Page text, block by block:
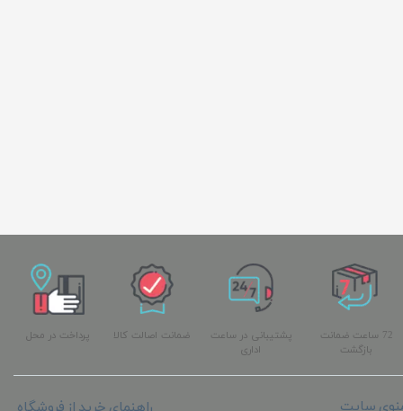
پشتیبانی در ساعت
اداری
پرداخت در محل
72 ساعت ضمانت
بازگشت
ضمانت اصالت کالا
سایت